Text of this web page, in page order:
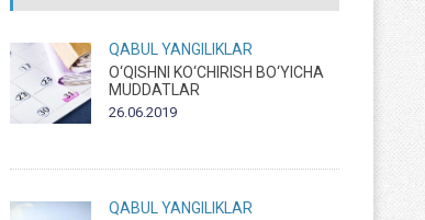
QABUL
YANGILIKLAR
O‘QISHNI KO‘CHIRISH BO‘YICHA
MUDDATLAR
26.06.2019
QABUL
YANGILIKLAR